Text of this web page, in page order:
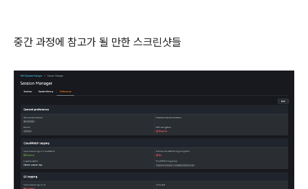
중간 과정에 참고가 될 만한 스크린샷들